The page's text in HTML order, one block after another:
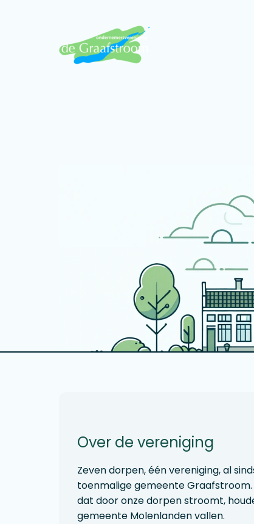
Over de vereniging
Zeven dorpen, één vereniging, al
toenmalige gemeente
dat door onze dorpen stroomt,
gemeente Molenlanden vallen.